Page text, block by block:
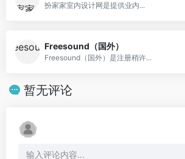
扮家家室内设计网是提供业内...
Freesound（国外）
Freesound（国外）是注册稍许...
暂无评论